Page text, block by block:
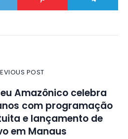
POST
Amazônico celebra
com programação
e lançamento de
em Manaus